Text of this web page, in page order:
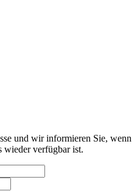
und wir informieren Sie, wenn
wieder verfügbar ist.